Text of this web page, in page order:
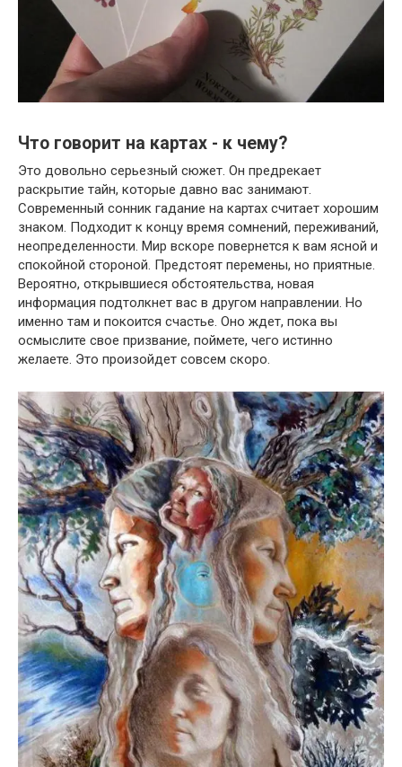
Что говорит на картах - к чему?
Это довольно серьезный сюжет. Он предрекает
раскрытие тайн, которые давно вас занимают.
Современный сонник гадание на картах считает хорошим
знаком. Подходит к концу время сомнений, переживаний,
неопределенности. Мир вскоре повернется к вам ясной и
спокойной стороной. Предстоят перемены, но приятные.
Вероятно, открывшиеся обстоятельства, новая
информация подтолкнет вас в другом направлении. Но
именно там и покоится счастье. Оно ждет, пока вы
осмыслите свое призвание, поймете, чего истинно
желаете. Это произойдет совсем скоро.